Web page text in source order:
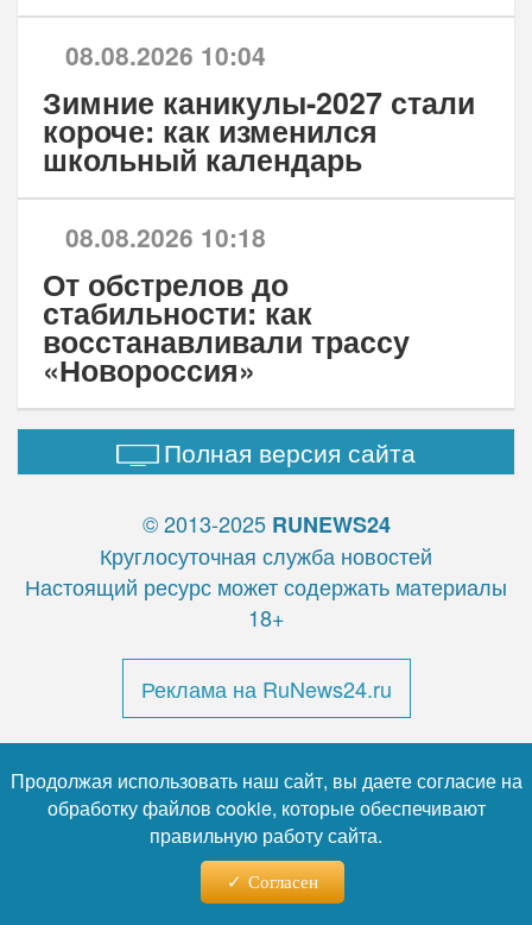
08.08.2026 10:04
Зимние каникулы-2027 стали
короче: как изменился
школьный календарь
08.08.2026 10:18
От обстрелов до
стабильности: как
восстанавливали трассу
«Новороссия»
Полная версия сайта
© 2013-2025 RUNEWS24
Круглосуточная служба новостей
Настоящий ресурс может содержать материалы
18+
Реклама на RuNews24.ru
Почтовый адрес: 123112, Москва, Пресненская наб., д.
12
+7 (499) 409-85-24,E-mail:
Продолжая использовать наш сайт, вы даете согласие на
обработку файлов cookie, которые обеспечивают
правильную работу сайта.
Согласен